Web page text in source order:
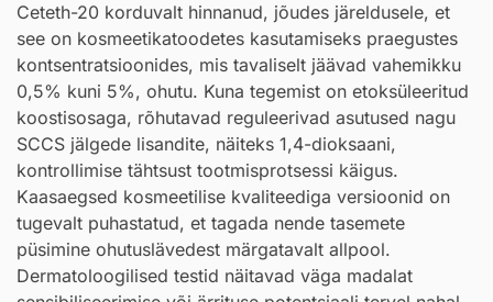
Ceteth-20 korduvalt hinnanud, jõudes järeldusele, et
see on kosmeetikatoodetes kasutamiseks praegustes
kontsentratsioonides, mis tavaliselt jäävad vahemikku
0,5% kuni 5%, ohutu. Kuna tegemist on etoksüleeritud
koostisosaga, rõhutavad reguleerivad asutused nagu
SCCS jälgede lisandite, näiteks 1,4-dioksaani,
kontrollimise tähtsust tootmisprotsessi käigus.
Kaasaegsed kosmeetilise kvaliteediga versioonid on
tugevalt puhastatud, et tagada nende tasemete
püsimine ohutuslävedest märgatavalt allpool.
Dermatoloogilised testid näitavad väga madalat